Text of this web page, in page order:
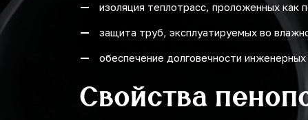
изоляция теплотрасс, проложенных как
защита труб, эксплуатируемых во
обеспечение долговечности
Свойства